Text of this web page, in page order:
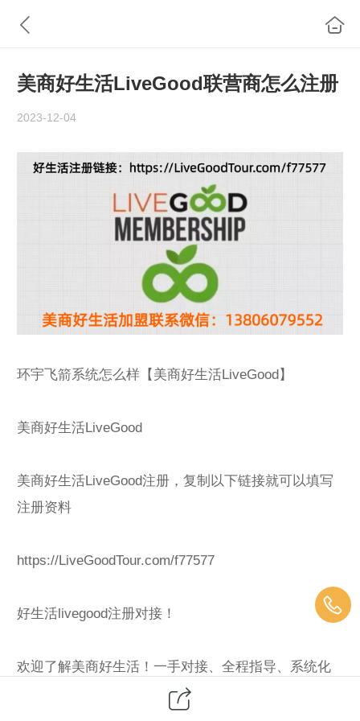
美商好生活LiveGood联营商怎么注册
2023-12-04
环宇飞箭系统怎么样【美商好生活LiveGood】
美商好生活LiveGood
美商好生活LiveGood注册，复制以下链接就可以填写
注册资料
https://LiveGoodTour.com/f77577
好生活livegood注册对接！
欢迎了解美商好生活！一手对接、全程指导、系统化
培训、人脉资源帮扶，助你快速搭建团队，早日拿到